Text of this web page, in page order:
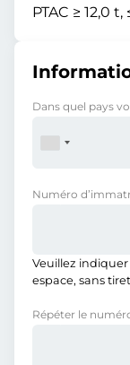
PTAC ≥ 12,0
Dans quel pays
Numéro
Veuillez
espace, sans
Répéter le